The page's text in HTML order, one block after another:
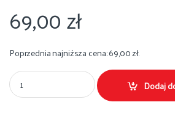
69,00zł
Poprzednia najniższa cena:69,00zł.
Obrus biały złota listwa w róże 140x140
Dodaj